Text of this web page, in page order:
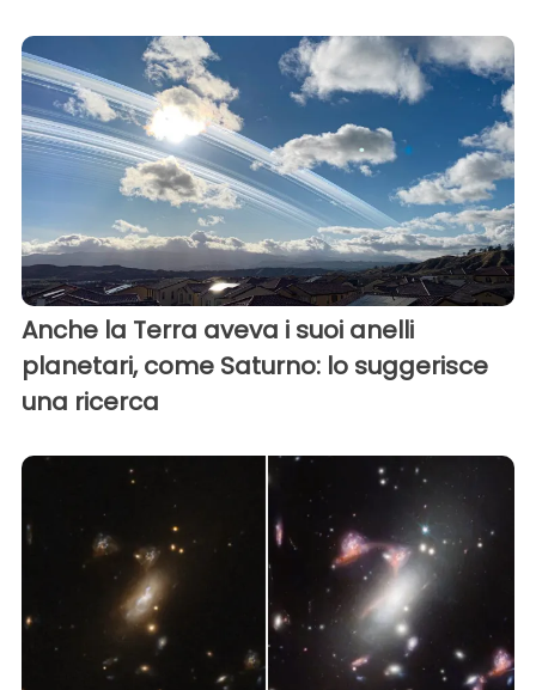
Anche la Terra aveva i suoi anelli
planetari, come Saturno: lo suggerisce
una ricerca